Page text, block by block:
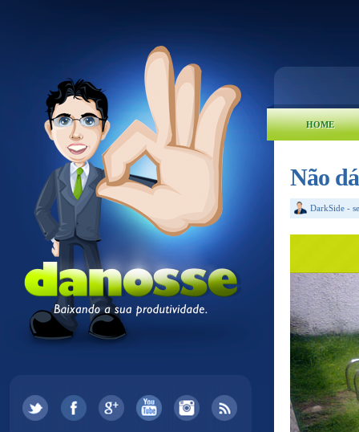
HOME
Não
DarkSide -